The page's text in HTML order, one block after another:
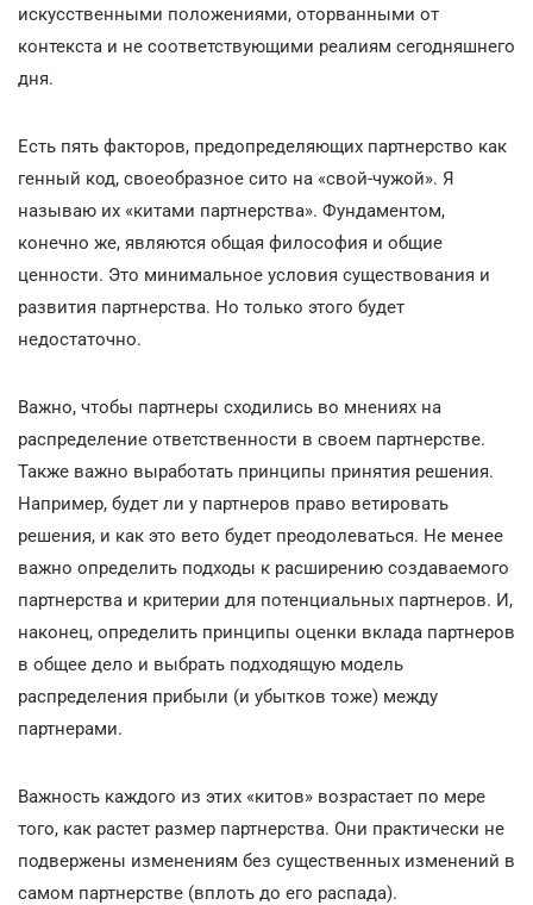
искусственными положениями, оторванными от
контекста и не соответствующими реалиям сегодняшнего
дня.
Есть пять факторов, предопределяющих партнерство как
генный код, своеобразное сито на «свой-чужой». Я
называю их «китами партнерства». Фундаментом,
конечно же, являются общая философия и общие
ценности. Это минимальное условия существования и
развития партнерства. Но только этого будет
недостаточно.
Важно, чтобы партнеры сходились во мнениях на
распределение ответственности в своем партнерстве.
Также важно выработать принципы принятия решения.
Например, будет ли у партнеров право ветировать
решения, и как это вето будет преодолеваться. Не менее
важно определить подходы к расширению создаваемого
партнерства и критерии для потенциальных партнеров. И,
наконец, определить принципы оценки вклада партнеров
в общее дело и выбрать подходящую модель
распределения прибыли (и убытков тоже) между
партнерами.
Важность каждого из этих «китов» возрастает по мере
того, как растет размер партнерства. Они практически не
подвержены изменениям без существенных изменений в
самом партнерстве (вплоть до его распада).